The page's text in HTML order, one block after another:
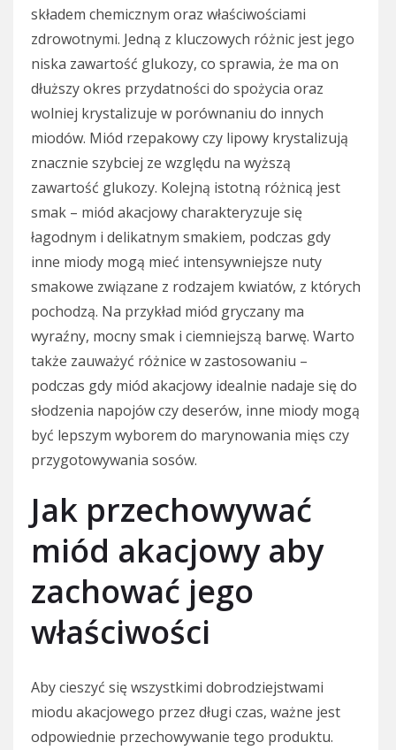
składem chemicznym oraz właściwościami
zdrowotnymi. Jedną z kluczowych różnic jest jego
niska zawartość glukozy, co sprawia, że ma on
dłuższy okres przydatności do spożycia oraz
wolniej krystalizuje w porównaniu do innych
miodów. Miód rzepakowy czy lipowy krystalizują
znacznie szybciej ze względu na wyższą
zawartość glukozy. Kolejną istotną różnicą jest
smak – miód akacjowy charakteryzuje się
łagodnym i delikatnym smakiem, podczas gdy
inne miody mogą mieć intensywniejsze nuty
smakowe związane z rodzajem kwiatów, z których
pochodzą. Na przykład miód gryczany ma
wyraźny, mocny smak i ciemniejszą barwę. Warto
także zauważyć różnice w zastosowaniu –
podczas gdy miód akacjowy idealnie nadaje się do
słodzenia napojów czy deserów, inne miody mogą
być lepszym wyborem do marynowania mięs czy
przygotowywania sosów.
Jak przechowywać
miód akacjowy aby
zachować jego
właściwości
Aby cieszyć się wszystkimi dobrodziejstwami
miodu akacjowego przez długi czas, ważne jest
odpowiednie przechowywanie tego produktu.